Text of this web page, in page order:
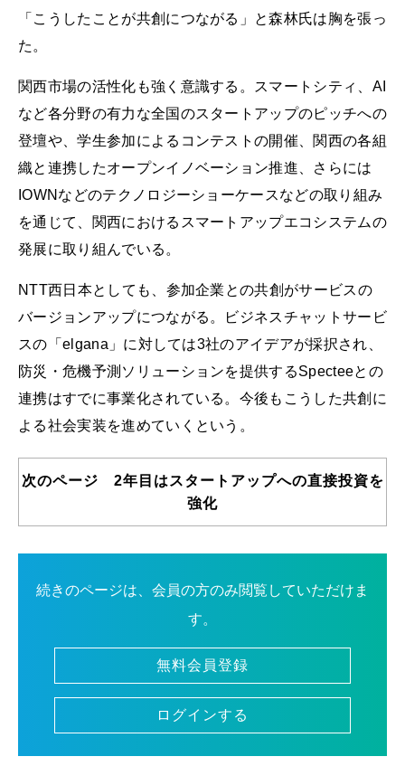
「こうしたことが共創につながる」と森林氏は胸を張っ
た。
関西市場の活性化も強く意識する。スマートシティ、AI
など各分野の有力な全国のスタートアップのピッチへの
登壇や、学生参加によるコンテストの開催、関西の各組
織と連携したオープンイノベーション推進、さらには
IOWNなどのテクノロジーショーケースなどの取り組み
を通じて、関西におけるスマートアップエコシステムの
発展に取り組んでいる。
NTT西日本としても、参加企業との共創がサービスの
バージョンアップにつながる。ビジネスチャットサービ
スの「elgana」に対しては3社のアイデアが採択され、
防災・危機予測ソリューションを提供するSpecteeとの
連携はすでに事業化されている。今後もこうした共創に
よる社会実装を進めていくという。
次のページ 2年目はスタートアップへの直接投資を
強化
続きのページは、会員の方のみ閲覧していただけま
す。
無料会員登録
ログインする